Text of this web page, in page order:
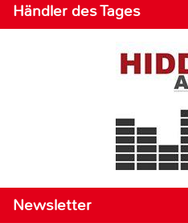
Händler des Tages
Newsletter